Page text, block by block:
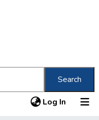
Search
Log In (current)